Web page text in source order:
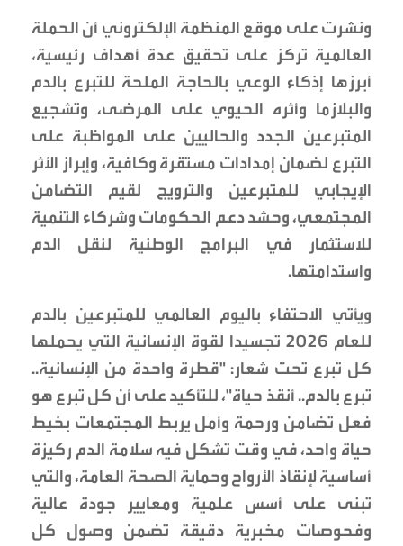
ونشرت على موقع المنظمة الإلكتروني أن الحملة
العالمية تركز على تحقيق عدة أهداف رئيسية،
أبرزها إذكاء الوعي بالحاجة الملحة للتبرع بالدم
والبلازما وأثره الحيوي على المرضى، وتشجيع
المتبرعين الجدد والحاليين على المواظبة على
التبرع لضمان إمدادات مستقرة وكافية، وإبراز الأثر
الإيجابي للمتبرعين والترويج لقيم التضامن
المجتمعي، وحشد دعم الحكومات وشركاء التنمية
للاستثمار في البرامج الوطنية لنقل الدم
واستدامتها.
ويأتي الاحتفاء باليوم العالمي للمتبرعين بالدم
للعام 2026 تجسيدا لقوة الإنسانية التي يحملها
كل تبرع تحت شعار: "قطرة واحدة من الإنسانية..
تبرع بالدم.. أنقذ حياة"، للتأكيد على أن كل تبرع هو
فعل تضامن ورحمة وأمل يربط المجتمعات بخيط
حياة واحد، في وقت تشكل فيه سلامة الدم ركيزة
أساسية لإنقاذ الأرواح وحماية الصحة العامة، والتي
تبنى على أسس علمية ومعايير جودة عالية
وفحوصات مخبرية دقيقة تضمن وصول كل